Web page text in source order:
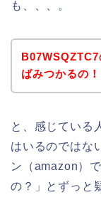
も、、、。
ばみつかるの！
と、感じている
はいるのではな
ン（amazon）
の？」とずっと